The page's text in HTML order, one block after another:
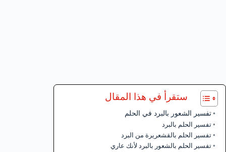
ستقرأ في هذا المقال
تفسير الشعور بالبرد في الحلم
تفسير الحلم بالبرد
تفسير الحلم بالقشعريرة من البرد
تفسير الحلم بالشعور بالبرد لأنك عاري